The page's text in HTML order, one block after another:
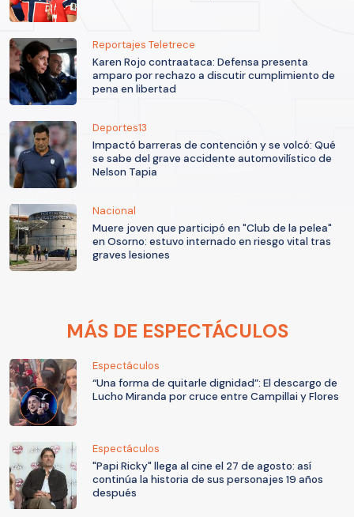
Reportajes Teletrece
Karen Rojo contraataca: Defensa presenta
amparo por rechazo a discutir cumplimiento de
pena en libertad
Deportes13
Impactó barreras de contención y se volcó: Qué
se sabe del grave accidente automovilístico de
Nelson Tapia
Nacional
Muere joven que participó en "Club de la pelea"
en Osorno: estuvo internado en riesgo vital tras
graves lesiones
MÁS DE ESPECTÁCULOS
Espectáculos
“Una forma de quitarle dignidad”: El descargo de
Lucho Miranda por cruce entre Campillai y Flores
Espectáculos
"Papi Ricky" llega al cine el 27 de agosto: así
continúa la historia de sus personajes 19 años
después